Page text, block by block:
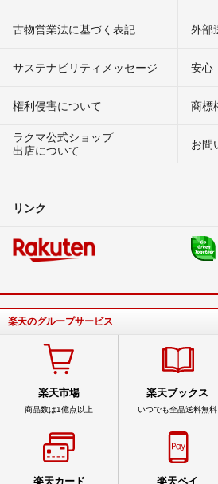
古物営業法に基づく表記 外部
サステナビリティメッセージ 安心
権利侵害について
商標
ラクマ公式ショップ
出店について
お問
リンク
楽天のグループサービス
楽天市場
商品数は1億点以上
楽天ブックス
いつでも全品送料無料
楽天カード 楽天ペイ